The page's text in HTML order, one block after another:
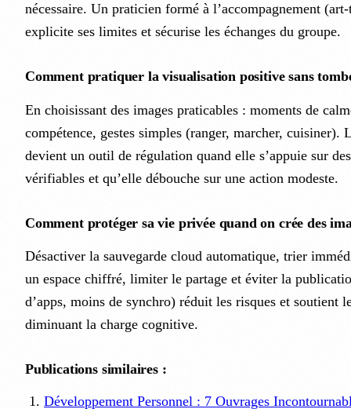
nécessaire. Un praticien formé à l’accompagnement
explicite ses limites et sécurise les échanges du groupe.
Comment pratiquer la visualisation positive sans
En choisissant des images praticables : moments de
compétence, gestes simples (ranger, marcher, cuisiner).
devient un outil de régulation quand elle s’appuie sur
vérifiables et qu’elle débouche sur une action modeste.
Comment protéger sa vie privée quand on crée des
Désactiver la sauvegarde cloud automatique, trier
un espace chiffré, limiter le partage et éviter la
d’apps, moins de synchro) réduit les risques et soutient
diminuant la charge cognitive.
Publications similaires :
Développement Personnel : 7 Ouvrages